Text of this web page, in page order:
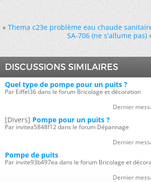
« Thema c23e problème eau chaude
SA-706 (ne s'allume pas)
DISCUSSIONS SIMILAIRES
Quel type de pompe pour un puits ?
Par Eiffel36 dans le forum Bricolage et décoration
Dernier
[Divers] Pompe pour un puits ?
Par invitea5848f12 dans le forum Dépannage
Dernier
Pompe de puits
Par invite93b497ea dans le forum Bricolage et
Dernier